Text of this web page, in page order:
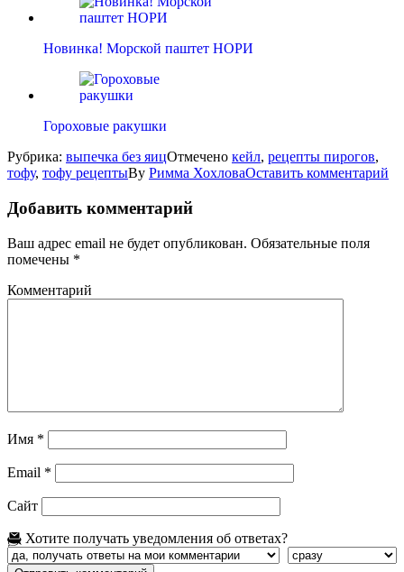
Новинка! Морской паштет НОРИ
Гороховые ракушки
Рубрика: выпечка без яицОтмечено кейл, рецепты пирогов,
тофу, тофу рецептыBy Римма ХохловаОставить комментарий
Добавить комментарий
Ваш адрес email не будет опубликован. Обязательные поля
помечены *
Комментарий
Имя *
Email *
Сайт
Хотите получать уведомления об ответах?